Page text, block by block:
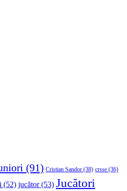
(91) Cristian Sandor (38) crsse (36)
(52) jucător(53) Jucători